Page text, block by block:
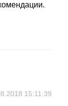
15:11:39